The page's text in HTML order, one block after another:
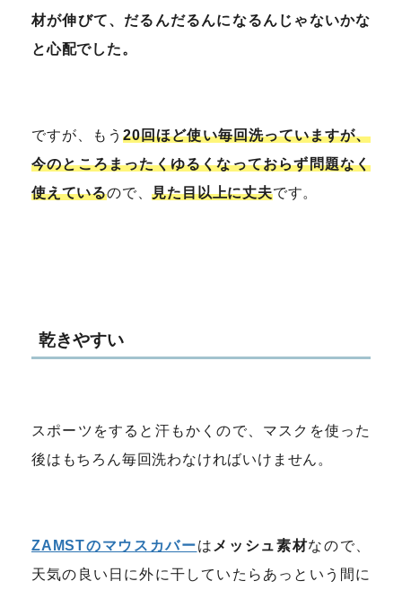
材が伸びて、だるんだるんになるんじゃないかな
と心配でした。
ですが、もう20回ほど使い毎回洗っていますが、
今のところまったくゆるくなっておらず問題なく
使えているので、見た目以上に丈夫です。
乾きやすい
スポーツをすると汗もかくので、マスクを使った
後はもちろん毎回洗わなければいけません。
ZAMSTのマウスカバーは メッシュ素材なので、
天気の良い日に外に干していたらあっという間に